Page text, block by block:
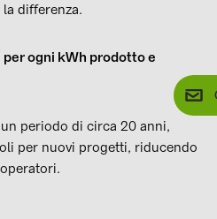
differenza.
per ogni kWh prodotto e
periodo di circa 20 anni,
per nuovi progetti, riducendo